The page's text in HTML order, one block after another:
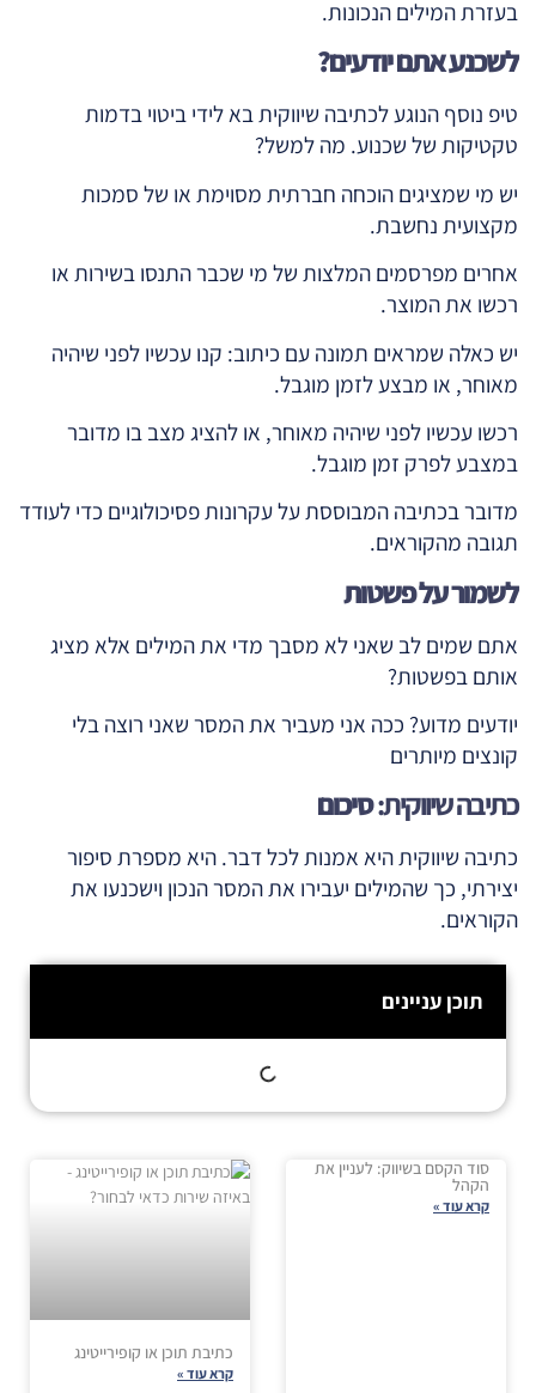
בעזרת המילים הנכונות.
לשכנע אתם יודעים?
טיפ נוסף הנוגע לכתיבה שיווקית בא לידי ביטוי בדמות
טקטיקות של שכנוע. מה למשל?
יש מי שמציגים הוכחה חברתית מסוימת או של סמכות
מקצועית נחשבת.
אחרים מפרסמים המלצות של מי שכבר התנסו בשירות או
רכשו את המוצר.
יש כאלה שמראים תמונה עם כיתוב: קנו עכשיו לפני שיהיה
מאוחר, או מבצע לזמן מוגבל.
רכשו עכשיו לפני שיהיה מאוחר, או להציג מצב בו מדובר
במצבע לפרק זמן מוגבל.
מדובר בכתיבה המבוססת על עקרונות פסיכולוגיים כדי לעודד
תגובה מהקוראים.
לשמור על פשטות
אתם שמים לב שאני לא מסבך מדי את המילים אלא מציג
אותם בפשטות?
יודעים מדוע? ככה אני מעביר את המסר שאני רוצה בלי
קונצים מיותרים
כתיבה שיווקית:סיכום
כתיבה שיווקית היא אמנות לכל דבר. היא מספרת סיפור
יצירתי, כך שהמילים יעבירו את המסר הנכון וישכנעו את
הקוראים.
תוכן עניינים
סוד הקסם בשיווק: לעניין את
הקהל
קרא עוד »
כתיבת תוכן או קופירייטינג
קרא עוד »